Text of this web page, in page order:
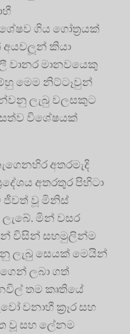
ගිය ගෝත‍්‍රයක්
අයවලූන් කියා
වානර මානවයෙකු
මෙම නිට්ටෑවුන්
ලැබු වලසකුට
සත්ව විශේෂයක්
අතරමැදි
අතරතුර පිහිටා
වූ මිනිස්
මින් වසර
විසින් සහමුලින්ම
ලැබු සෙයක් මෙයින්
ලබා ගත්
තම කෘතියේ
වනාහී ක‍්‍රෑර සහ
වූ සහ ලේනම